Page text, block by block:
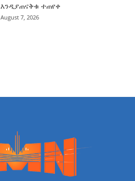
እንዲያጠናቅቁ ተጠየቀ
August 7, 2026